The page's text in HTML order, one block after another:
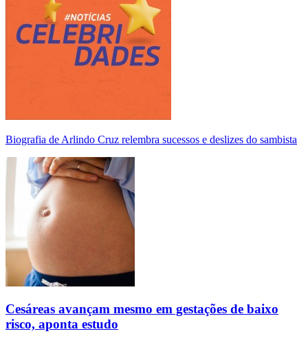
Biografia de Arlindo Cruz relembra sucessos e deslizes do sambista
Cesáreas avançam mesmo em gestações de baixo
risco, aponta estudo